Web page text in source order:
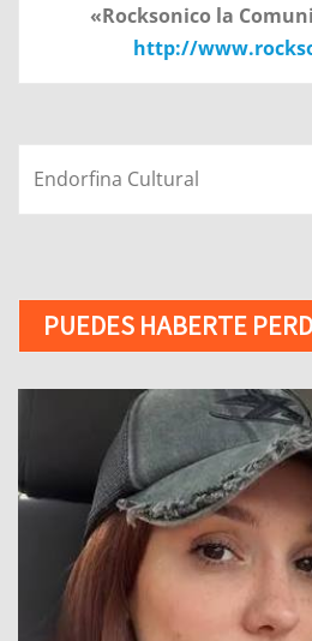
«Rocksonico la
http://
Endorfina Cultural
PUEDES HABERTE